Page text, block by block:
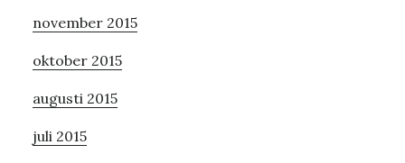
november 2015
oktober 2015
augusti 2015
juli 2015